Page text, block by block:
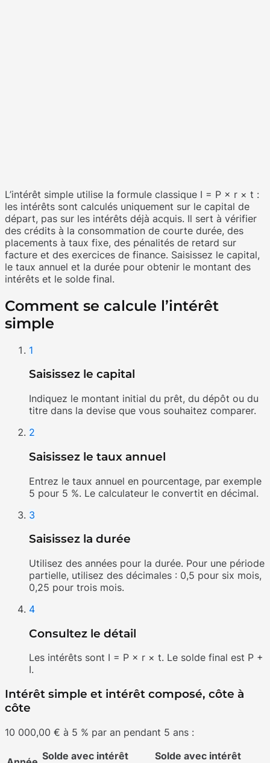
L’intérêt simple utilise la formule classique I = P × r × t :
les intérêts sont calculés uniquement sur le capital de
départ, pas sur les intérêts déjà acquis. Il sert à vérifier
des crédits à la consommation de courte durée, des
placements à taux fixe, des pénalités de retard sur
facture et des exercices de finance. Saisissez le capital,
le taux annuel et la durée pour obtenir le montant des
intérêts et le solde final.
Comment se calcule l’intérêt
simple
1
Saisissez le capital
Indiquez le montant initial du prêt, du dépôt ou du
titre dans la devise que vous souhaitez comparer.
2
Saisissez le taux annuel
Entrez le taux annuel en pourcentage, par exemple
5 pour 5 %. Le calculateur le convertit en décimal.
3
Saisissez la durée
Utilisez des années pour la durée. Pour une période
partielle, utilisez des décimales : 0,5 pour six mois,
0,25 pour trois mois.
4
Consultez le détail
Les intérêts sont I = P × r × t. Le solde final est P +
I.
Intérêt simple et intérêt composé, côte à
côte
10 000,00 € à 5 % par an pendant 5 ans :
Solde avec intérêt
Solde avec intérêt